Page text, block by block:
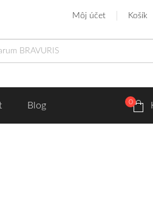
Môj účet Košík
Blog 0